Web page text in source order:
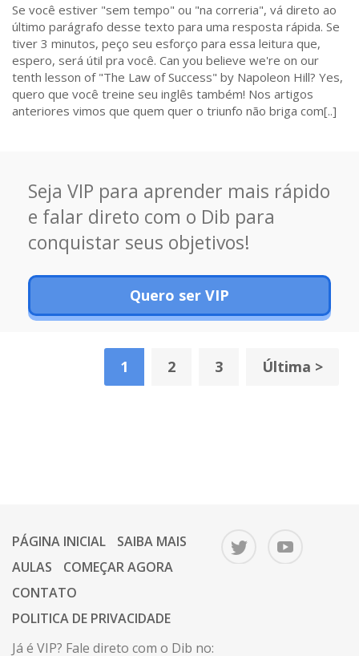
Se você estiver "sem tempo" ou "na correria", vá direto ao
último parágrafo desse texto para uma resposta rápida. Se
tiver 3 minutos, peço seu esforço para essa leitura que,
espero, será útil pra você. Can you believe we're on our
tenth lesson of "The Law of Success" by Napoleon Hill? Yes,
quero que você treine seu inglês também! Nos artigos
anteriores vimos que quem quer o triunfo não briga com[..]
Seja VIP para aprender mais rápido
e falar direto com o Dib para
conquistar seus objetivos!
Quero ser VIP
1 2 3 Última >
PÁGINA INICIAL
SAIBA MAIS
AULAS
COMEÇAR AGORA
CONTATO
POLITICA DE PRIVACIDADE
Já é VIP? Fale direto com o Dib no: